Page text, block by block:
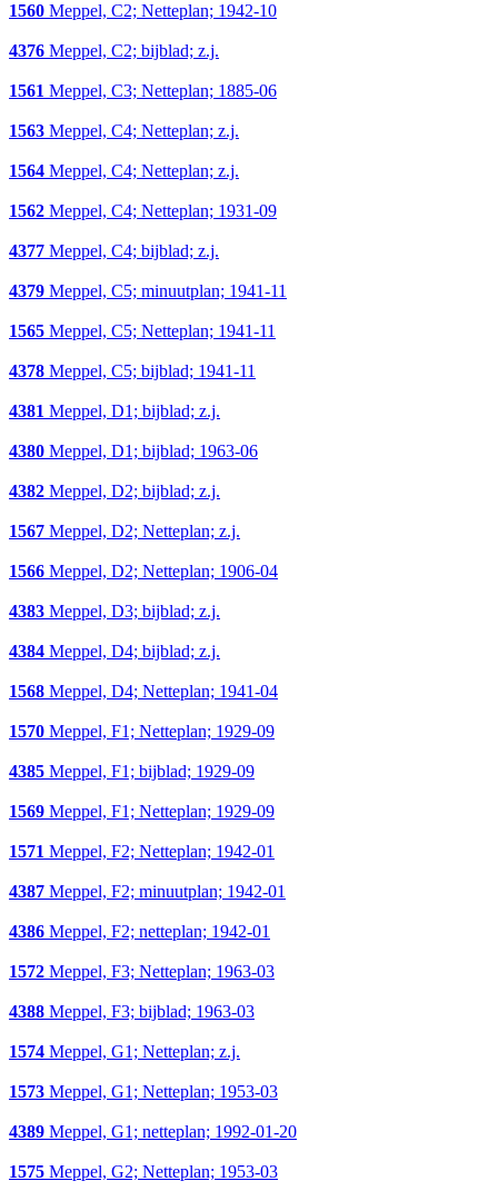
1560 Meppel, C2; Netteplan; 1942-10
4376 Meppel, C2; bijblad; z.j.
1561 Meppel, C3; Netteplan; 1885-06
1563 Meppel, C4; Netteplan; z.j.
1564 Meppel, C4; Netteplan; z.j.
1562 Meppel, C4; Netteplan; 1931-09
4377 Meppel, C4; bijblad; z.j.
4379 Meppel, C5; minuutplan; 1941-11
1565 Meppel, C5; Netteplan; 1941-11
4378 Meppel, C5; bijblad; 1941-11
4381 Meppel, D1; bijblad; z.j.
4380 Meppel, D1; bijblad; 1963-06
4382 Meppel, D2; bijblad; z.j.
1567 Meppel, D2; Netteplan; z.j.
1566 Meppel, D2; Netteplan; 1906-04
4383 Meppel, D3; bijblad; z.j.
4384 Meppel, D4; bijblad; z.j.
1568 Meppel, D4; Netteplan; 1941-04
1570 Meppel, F1; Netteplan; 1929-09
4385 Meppel, F1; bijblad; 1929-09
1569 Meppel, F1; Netteplan; 1929-09
1571 Meppel, F2; Netteplan; 1942-01
4387 Meppel, F2; minuutplan; 1942-01
4386 Meppel, F2; netteplan; 1942-01
1572 Meppel, F3; Netteplan; 1963-03
4388 Meppel, F3; bijblad; 1963-03
1574 Meppel, G1; Netteplan; z.j.
1573 Meppel, G1; Netteplan; 1953-03
4389 Meppel, G1; netteplan; 1992-01-20
1575 Meppel, G2; Netteplan; 1953-03